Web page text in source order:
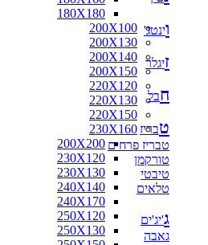
180X180
200X100
200X130
200X140
200X150
220X120
220X130
220X150
230X160
200X200
230X120
230X130
240X140
240X170
250X120
250X130
וינטג'
זיגלר
חבל
טבריז
טבריז פרחים
טורקמן
טיבטי
טלאים
ג'יג'ים
גאבה